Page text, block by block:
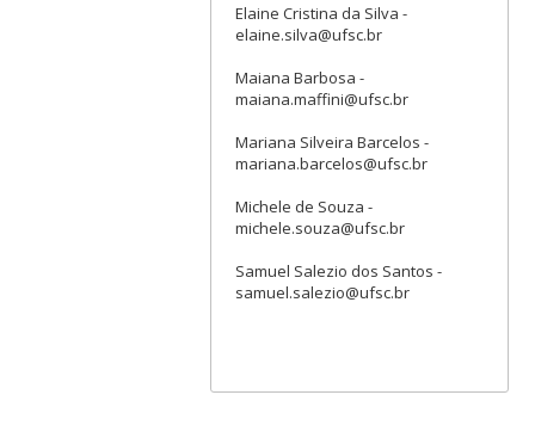
Elaine Cristina da Silva -
elaine.silva@ufsc.br
Maiana Barbosa -
maiana.maffini@ufsc.br
Mariana Silveira Barcelos -
mariana.barcelos@ufsc.br
Michele de Souza -
michele.souza@ufsc.br
Samuel Salezio dos Santos -
samuel.salezio@ufsc.br